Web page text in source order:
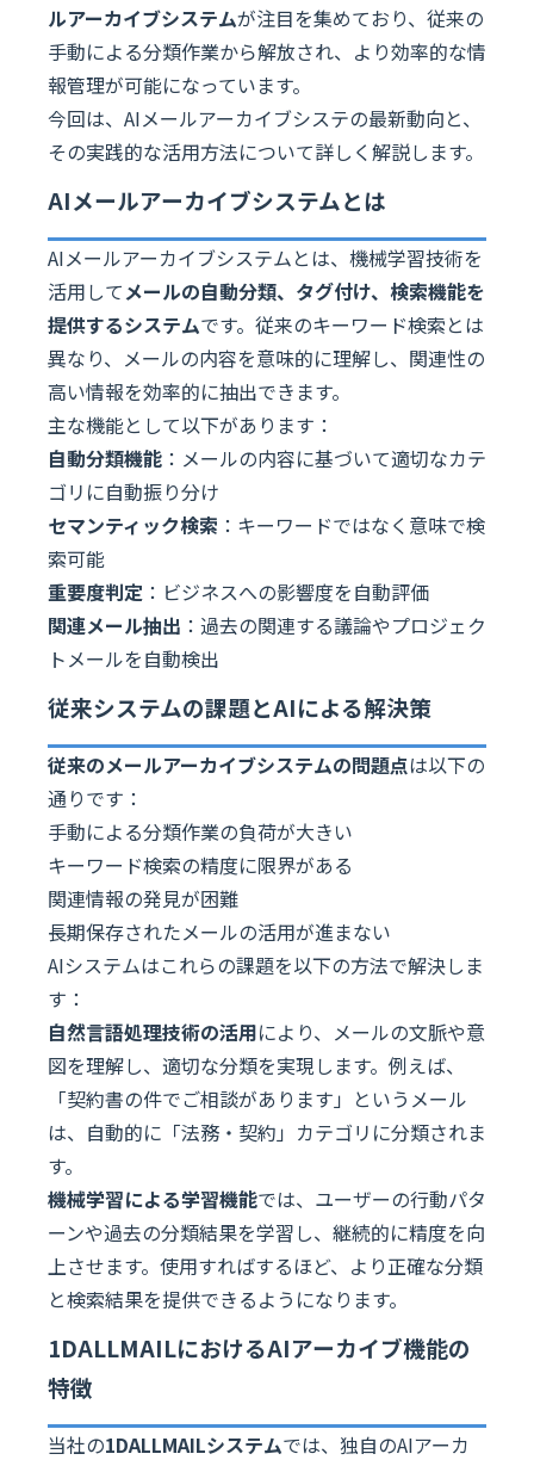
ルアーカイブシステムが注目を集めており、従来の
手動による分類作業から解放され、より効率的な情
報管理が可能になっています。
今回は、AIメールアーカイブシステの最新動向と、
その実践的な活用方法について詳しく解説します。
AIメールアーカイブシステムとは
AIメールアーカイブシステムとは、機械学習技術を
活用してメールの自動分類、タグ付け、検索機能を
提供するシステムです。従来のキーワード検索とは
異なり、メールの内容を意味的に理解し、関連性の
高い情報を効率的に抽出できます。
主な機能として以下があります：
自動分類機能 ：メールの内容に基づいて適切なカテ
ゴリに自動振り分け
セマンティック検索 ：キーワードではなく意味で検
索可能
重要度判定 ：ビジネスへの影響度を自動評価
関連メール抽出 ：過去の関連する議論やプロジェク
トメールを自動検出
従来システムの課題とAIによる解決策
従来のメールアーカイブシステムの問題点は以下の
通りです：
手動による分類作業の負荷が大きい
キーワード検索の精度に限界がある
関連情報の発見が困難
長期保存されたメールの活用が進まない
AIシステムはこれらの課題を以下の方法で解決しま
す：
自然言語処理技術の活用により、メールの文脈や意
図を理解し、適切な分類を実現します。例えば、
「契約書の件でご相談があります」というメール
は、自動的に「法務・契約」カテゴリに分類されま
す。
機械学習による学習機能では、ユーザーの行動パタ
ーンや過去の分類結果を学習し、継続的に精度を向
上させます。使用すればするほど、より正確な分類
と検索結果を提供できるようになります。
1DALLMAILにおけるAIアーカイブ機能の
特徴
当社の1DALLMAILシステムでは、独自のAIアーカ